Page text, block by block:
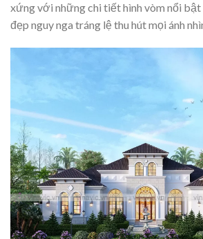
xứng với những chi tiết hình vòm nổi bật
đẹp nguy nga tráng lệ thu hút mọi ánh